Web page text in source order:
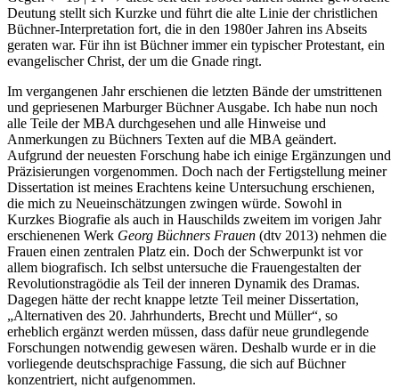
Deutung stellt sich Kurzke und führt die alte Linie der christlichen
Büchner-Interpretation fort, die in den 1980er Jahren ins Abseits
geraten war. Für ihn ist Büchner immer ein typischer Protestant, ein
evangelischer Christ, der um die Gnade ringt.
Im vergangenen Jahr erschienen die letzten Bände der umstrittenen
und gepriesenen Marburger Büchner Ausgabe. Ich habe nun noch
alle Teile der MBA durchgesehen und alle Hinweise und
Anmerkungen zu Büchners Texten auf die MBA geändert.
Aufgrund der neuesten Forschung habe ich einige Ergänzungen und
Präzisierungen vorgenommen. Doch nach der Fertigstellung meiner
Dissertation ist meines Erachtens keine Untersuchung erschienen,
die mich zu Neueinschätzungen zwingen würde. Sowohl in
Kurzkes Biografie als auch in Hauschilds zweitem im vorigen Jahr
erschienenen Werk Georg Büchners Frauen (dtv 2013) nehmen die
Frauen einen zentralen Platz ein. Doch der Schwerpunkt ist vor
allem biografisch. Ich selbst untersuche die Frauengestalten der
Revolutionstragödie als Teil der inneren Dynamik des Dramas.
Dagegen hätte der recht knappe letzte Teil meiner Dissertation,
„Alternativen des 20. Jahrhunderts, Brecht und Müller“, so
erheblich ergänzt werden müssen, dass dafür neue grundlegende
Forschungen notwendig gewesen wären. Deshalb wurde er in die
vorliegende deutschsprachige Fassung, die sich auf Büchner
konzentriert, nicht aufgenommen.